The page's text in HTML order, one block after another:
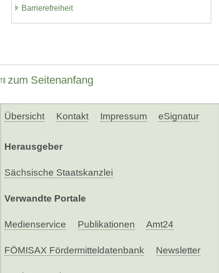
Barrierefreiheit
zum Seitenanfang
Übersicht Kontakt Impressum eSignatur
Herausgeber
Sächsische Staatskanzlei
Verwandte Portale
Medienservice Publikationen Amt24
FÖMISAX Fördermitteldatenbank Newsletter